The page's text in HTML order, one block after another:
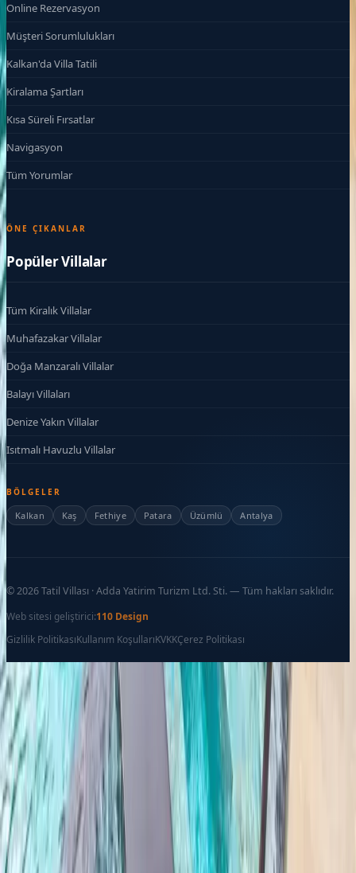
Online Rezervasyon
Müşteri Sorumlulukları
Kalkan'da Villa Tatili
Kiralama Şartları
Kısa Süreli Fırsatlar
Navigasyon
Tüm Yorumlar
ÖNE ÇIKANLAR
Popüler Villalar
Tüm Kiralık Villalar
Muhafazakar Villalar
Doğa Manzaralı Villalar
Balayı Villaları
Denize Yakın Villalar
Isıtmalı Havuzlu Villalar
BÖLGELER
Kalkan Kaş Fethiye Patara Üzümlü Antalya
©2026Tatil Villası · Adda Yatirim Turizm Ltd. Sti. — Tüm hakları saklıdır.
Web sitesi geliştirici:110 Design
Gizlilik PolitikasıKullanım KoşullarıKVKKÇerez Politikası
Ara Favoriler İletişim